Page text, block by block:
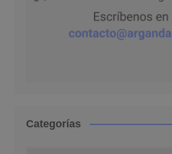
Categorías